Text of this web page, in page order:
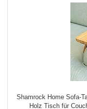
Shamrock Home Sofa-
Holz Tisch für